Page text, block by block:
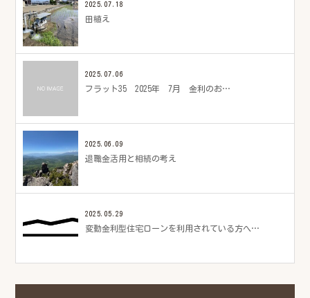
2025.07.18
田植え
2025.07.06
フラット35 2025年 7月 金利のお…
2025.06.09
退職金活用と相続の考え
2025.05.29
変動金利型住宅ローンを利用されている方へ…